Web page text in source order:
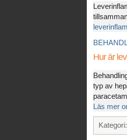
Hur är
typ av
Läs mer
Kategori: